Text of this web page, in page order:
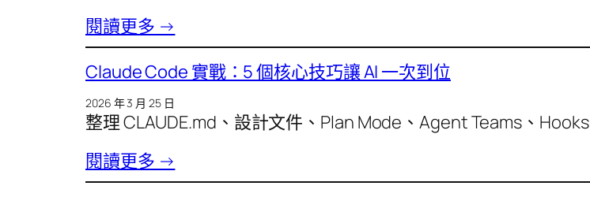
閱讀更多 →
Claude Code 實戰：5 個核心技巧讓 AI 一次到位
2026 年 3 月 25 日
整理 CLAUDE.md、設計文件、Plan Mode、Agent Teams、
閱讀更多 →